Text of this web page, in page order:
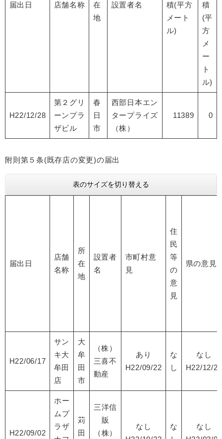
届出日 店舗名称
在
地
設置者名
積(平方
メート
ル)
積
(平
方
メ
ー
ト
ル)
H22/12/28
第２グリ
ーンプラ
ザビル
春
日
市
西部日本エン
タープライズ
（株）
11389 0
附則第５条(既存店の変更)の届出
表のサイズを切り替える
届出日
店舗
名称
所
在
地
設置者
名
市町村意
見
住
民
等
の
意
見
県の意見
H22/06/17
サン
キ大
牟田
店
大
牟
田
市
（株）
三喜不
動産
あり
H22/09/22
な
し
なし
H22/12/27
H22/09/02
ホー
ムプ
ラザ
苅
田
三洋信
販
（株）
なし
な
なし